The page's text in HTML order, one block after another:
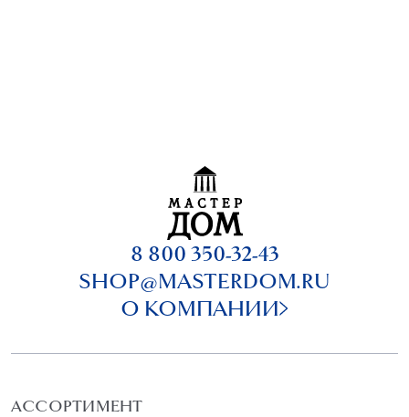
8 800 350-32-43
SHOP@MASTERDOM.RU
О КОМПАНИИ
АССОРТИМЕНТ